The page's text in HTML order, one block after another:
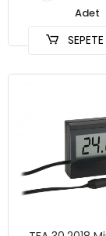
Adet
SEPETE